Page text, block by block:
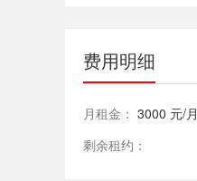
费用明细
月租金： 3000 元/月
剩余租约：